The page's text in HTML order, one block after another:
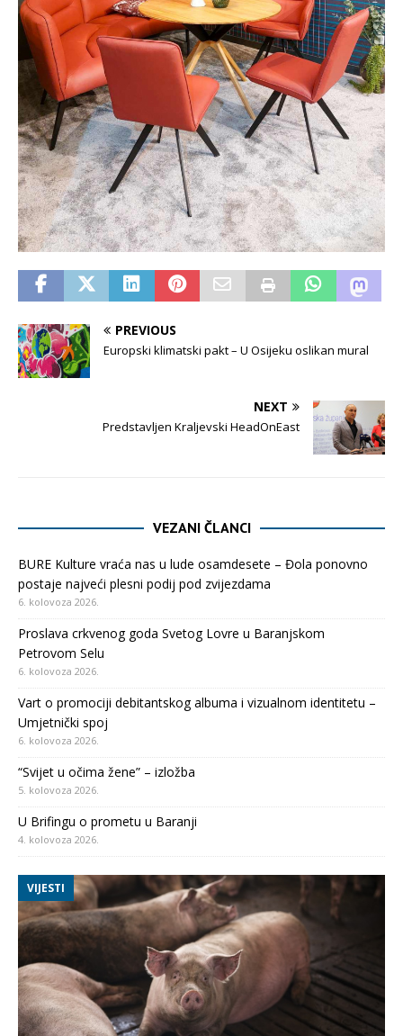
PREVIOUS
Europski klimatski pakt – U Osijeku oslikan mural
NEXT
Predstavljen Kraljevski HeadOnEast
VEZANI ČLANCI
BURE Kulture vraća nas u lude osamdesete – Đola ponovno
postaje najveći plesni podij pod zvijezdama
6. kolovoza 2026.
Proslava crkvenog goda Svetog Lovre u Baranjskom
Petrovom Selu
6. kolovoza 2026.
Vart o promociji debitantskog albuma i vizualnom identitetu –
Umjetnički spoj
6. kolovoza 2026.
“Svijet u očima žene” – izložba
5. kolovoza 2026.
U Brifingu o prometu u Baranji
4. kolovoza 2026.
VIJESTI